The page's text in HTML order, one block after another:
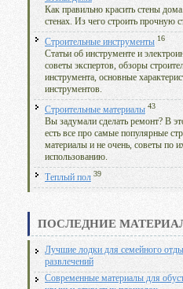
Как правильно красить стены
стенах. Из чего строить прочную
Строительные инструменты 16
Статьи об инструменте и
советы экспертов, обзоры
инструмента, основные
инструментов.
Строительные материалы 43
Вы задумали сделать ремонт? В
есть все про самые популярные
материалы и не очень, советы по
использованию.
Теплый пол 39
ПОСЛЕДНИЕ
Лучшие лодки для семейного
развлечений
Современные материалы для